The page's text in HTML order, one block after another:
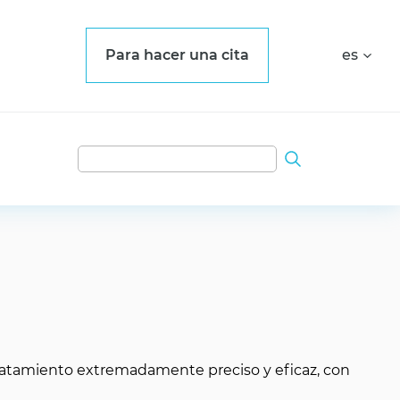
Para hacer una cita es
extremadamente preciso y eficaz, con